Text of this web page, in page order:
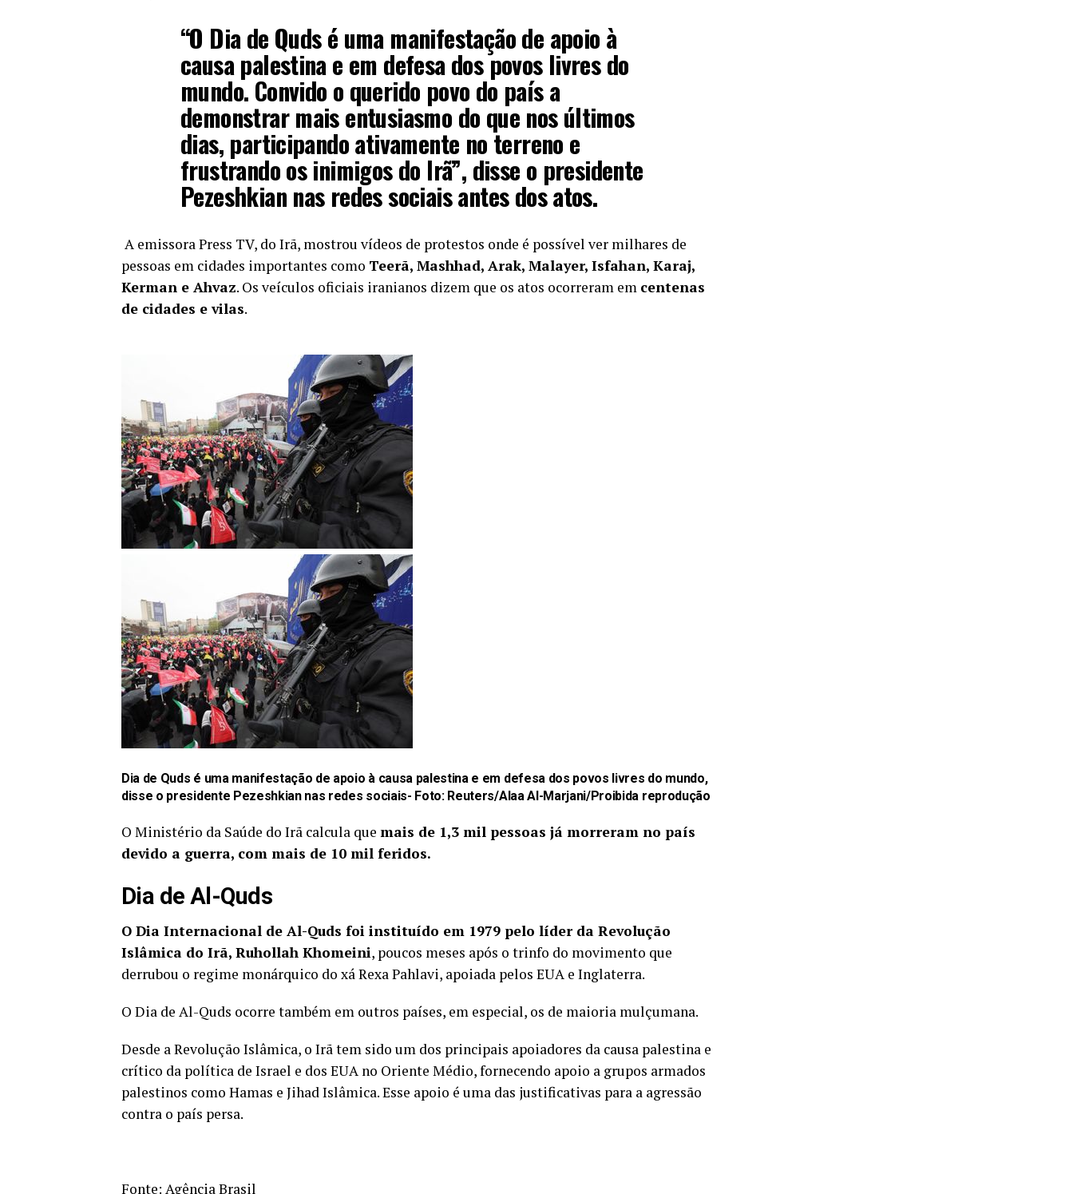
“O Dia de Quds é uma manifestação de apoio à
causa palestina e em defesa dos povos livres do
mundo. Convido o querido povo do país a
demonstrar mais entusiasmo do que nos últimos
dias, participando ativamente no terreno e
frustrando os inimigos do Irã”, disse o presidente
Pezeshkian nas redes sociais antes dos atos.
A emissora Press TV, do Irã, mostrou vídeos de protestos onde é possível ver milhares de
pessoas em cidades importantes como Teerã, Mashhad, Arak, Malayer, Isfahan, Karaj,
Kerman e Ahvaz. Os veículos oficiais iranianos dizem que os atos ocorreram em centenas
de cidades e vilas.
Dia de Quds é uma manifestação de apoio à causa palestina e em defesa dos povos livres do mundo,
disse o presidente Pezeshkian nas redes sociais- Foto: Reuters/Alaa Al-Marjani/Proibida reprodução
O Ministério da Saúde do Irã calcula que mais de 1,3 mil pessoas já morreram no país
devido a guerra, com mais de 10 mil feridos.
Dia de Al-Quds
O Dia Internacional de Al-Quds foi instituído em 1979 pelo líder da Revolução
Islâmica do Irã, Ruhollah Khomeini, poucos meses após o trinfo do movimento que
derrubou o regime monárquico do xá Rexa Pahlavi, apoiada pelos EUA e Inglaterra.
O Dia de Al-Quds ocorre também em outros países, em especial, os de maioria mulçumana.
Desde a Revolução Islâmica, o Irã tem sido um dos principais apoiadores da causa palestina e
crítico da política de Israel e dos EUA no Oriente Médio, fornecendo apoio a grupos armados
palestinos como Hamas e Jihad Islâmica. Esse apoio é uma das justificativas para a agressão
contra o país persa.
Fonte: Agência Brasil